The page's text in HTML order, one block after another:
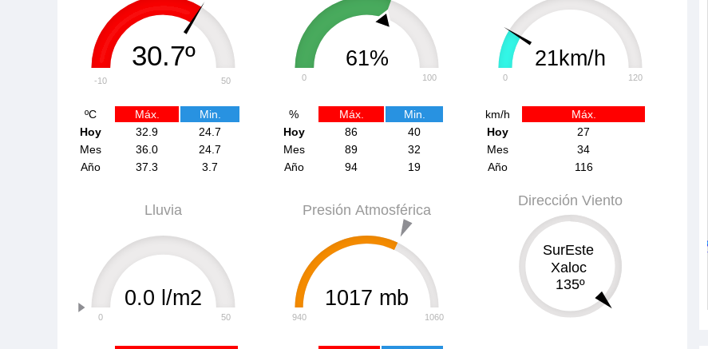
30.7º
-10 50
ºC Máx.
Min.
Hoy
32.9
24.7
Mes
36.0
24.7
Año
37.3 3.7
61%
0 100
% Máx.
Min.
Hoy
86
40
Mes
89
32
Año
94 19
21km/h
0 120
km/h
Máx.
Hoy
27
Mes
34
Año
116
Lluvia
0.0 l/m2
0 50
Presión Atmosférica
1017 mb
940 1060
Dirección Viento
SurEste
Xaloc
135º
359